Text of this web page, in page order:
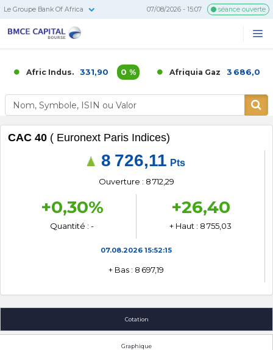
Le Groupe Bank Of Africa 07/08/2026 - 15:07 séance ouverte
Afric Indus. 331,90 0 % Afriquia Gaz 3 686,00
CAC 40 ( Euronext Paris Indices)
8 726,11 Pts
Ouverture : 8 712,29
+0,30%
Quantité : -
+26,40
+ Haut : 8 755,03
07.08.2026 15:52:15
+ Bas : 8 697,19
Cotation
Graphique